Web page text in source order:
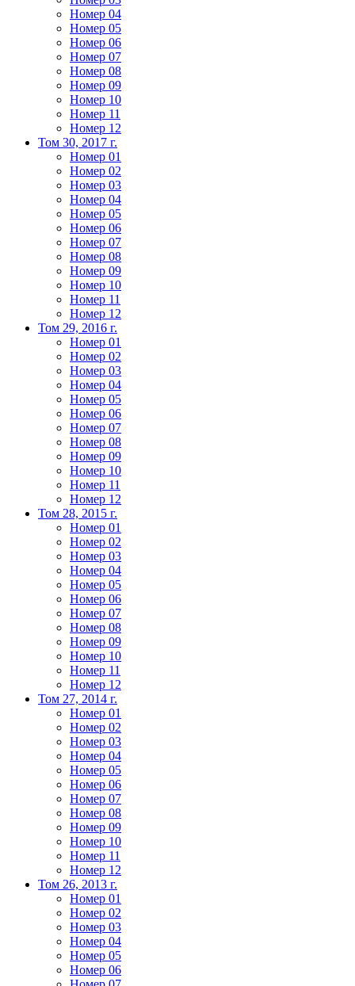
Номер 04
Номер 05
Номер 06
Номер 07
Номер 08
Номер 09
Номер 10
Номер 11
Номер 12
Том 30, 2017 г.
Номер 01
Номер 02
Номер 03
Номер 04
Номер 05
Номер 06
Номер 07
Номер 08
Номер 09
Номер 10
Номер 11
Номер 12
Том 29, 2016 г.
Номер 01
Номер 02
Номер 03
Номер 04
Номер 05
Номер 06
Номер 07
Номер 08
Номер 09
Номер 10
Номер 11
Номер 12
Том 28, 2015 г.
Номер 01
Номер 02
Номер 03
Номер 04
Номер 05
Номер 06
Номер 07
Номер 08
Номер 09
Номер 10
Номер 11
Номер 12
Том 27, 2014 г.
Номер 01
Номер 02
Номер 03
Номер 04
Номер 05
Номер 06
Номер 07
Номер 08
Номер 09
Номер 10
Номер 11
Номер 12
Том 26, 2013 г.
Номер 01
Номер 02
Номер 03
Номер 04
Номер 05
Номер 06